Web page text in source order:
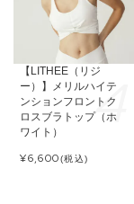
【LITHEE（リジ
ー）】メリルハイテ
ンションフロントク
ロスブラトップ（ホ
ワイト）
¥6,600(税込)